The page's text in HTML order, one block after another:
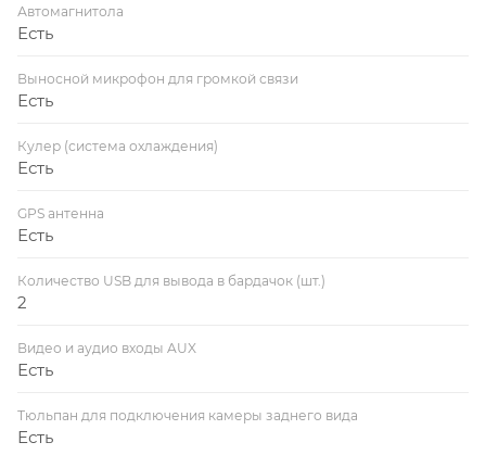
Автомагнитола
Есть
Выносной микрофон для громкой связи
Есть
Кулер (система охлаждения)
Есть
GPS антенна
Есть
Количество USB для вывода в бардачок (шт.)
2
Видео и аудио входы AUX
Есть
Тюльпан для подключения камеры заднего вида
Есть